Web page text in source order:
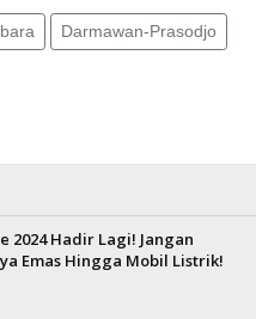
Darmawan-Prasodjo
2024 Hadir Lagi! Jangan
Emas Hingga Mobil Listrik!